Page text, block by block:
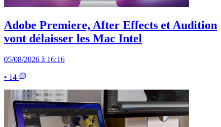
Adobe Premiere, After Effects et Audition
vont délaisser les Mac Intel
05/08/2026 à 16:16
• 14